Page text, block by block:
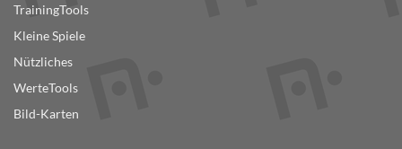
TrainingTools
Kleine Spiele
Nützliches
WerteTools
Bild-Karten